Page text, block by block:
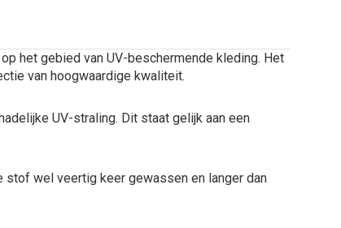
het gebied van UV-beschermende kleding. Het
van hoogwaardige kwaliteit.
UV-straling. Dit staat gelijk aan een
stof wel veertig keer gewassen en langer dan